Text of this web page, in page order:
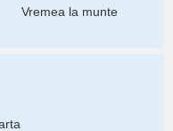
Vremea la munte